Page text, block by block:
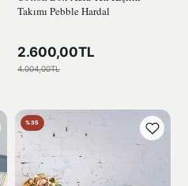
Takımı Pebble Hardal
2.600,00TL
4.004,00TL
%35